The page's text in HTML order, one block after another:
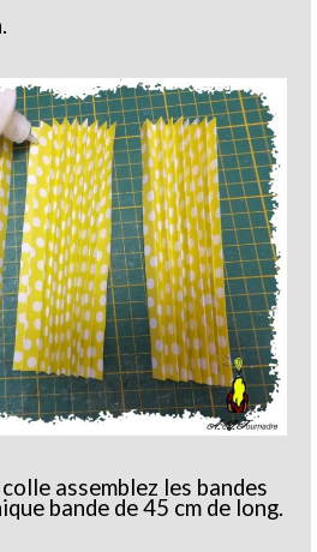
assemblez les bandes
bande de 45 cm de long.